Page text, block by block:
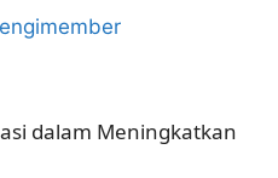
dalam Meningkatkan